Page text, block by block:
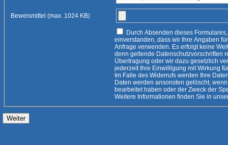
Beweismittel (max. 1024 KB)
einverstanden, dass wir Ihre Angaben für die Beantwortung Ihrer
Anfrage verwenden. Es erfolgt keine Weitergabe an Dritte, es sei
denn geltende Datenschutzvorschriften rechtfertigen eine
Übertragung oder wir dazu gesetzlich
jederzeit Ihre Einwilligung mit Wirkung
Im Falle des Widerrufs werden Ihre Daten
Daten werden ansonsten gelöscht,
bearbeitet haben oder der Zweck der Speicherung entfallen ist.
Weitere Informationen finden Sie